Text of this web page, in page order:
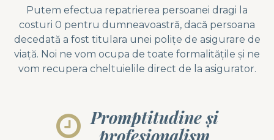
Putem efectua repatrierea persoanei dragi la
costuri 0 pentru dumneavoastră, dacă persoana
decedată a fost titulara unei poliţe de asigurare de
viaţă. Noi ne vom ocupa de toate formalităţile şi ne
vom recupera cheltuielile direct de la asigurator.
Promptitudine și
profesionalism